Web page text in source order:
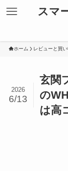
スマ
ホーム レビューと買
玄関
の
は高
2026
6/13